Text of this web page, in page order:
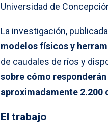
Universidad de
La investigación,
modelos físicos y
de caudales de ríos y
sobre cómo
aproximadamente 2.200
El trabajo